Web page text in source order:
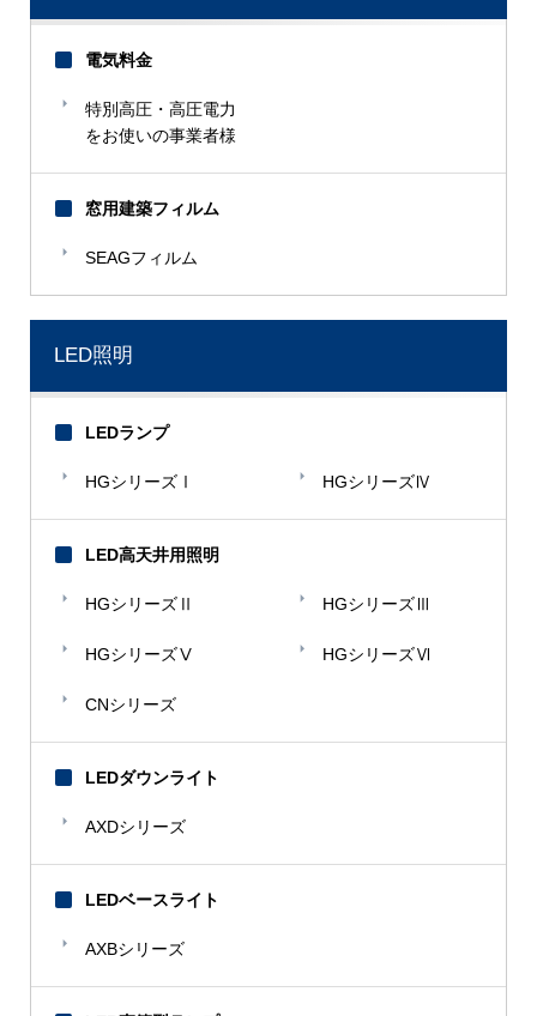
電気料金
特別高圧・高圧電力
をお使いの事業者様
窓用建築フィルム
SEAGフィルム
LED照明
LEDランプ
HGシリーズⅠ HGシリーズⅣ
LED高天井用照明
HGシリーズⅡ HGシリーズⅢ
HGシリーズⅤ HGシリーズⅥ
CNシリーズ
LEDダウンライト
AXDシリーズ
LEDベースライト
AXBシリーズ